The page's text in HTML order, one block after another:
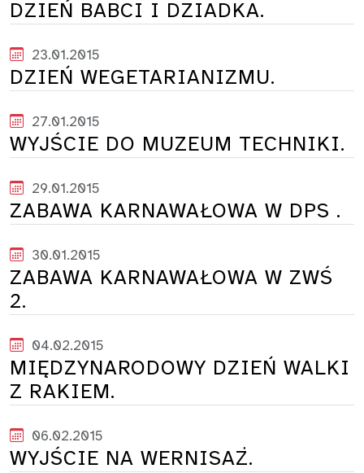
DZIEŃ BABCI I DZIADKA.
23.01.2015
DZIEŃ WEGETARIANIZMU.
27.01.2015
WYJŚCIE DO MUZEUM TECHNIKI.
29.01.2015
ZABAWA KARNAWAŁOWA W DPS .
30.01.2015
ZABAWA KARNAWAŁOWA W ZWŚ
2.
04.02.2015
MIĘDZYNARODOWY DZIEŃ WALKI
Z RAKIEM.
06.02.2015
WYJŚCIE NA WERNISAŻ.